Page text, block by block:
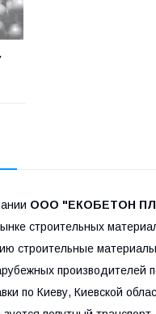
ООО "ЕКОБЕТОН
строительных
строительные материалы
производителей
по Киеву, Киевской